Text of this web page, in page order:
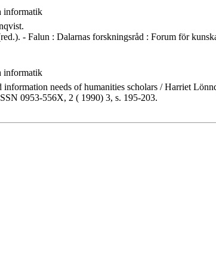
informatik
- Falun : Dalarnas forskningsråd : Forum för
informatik
needs of humanities scholars / Harriet
0953-556X, 2 ( 1990) 3, s. 195-203.